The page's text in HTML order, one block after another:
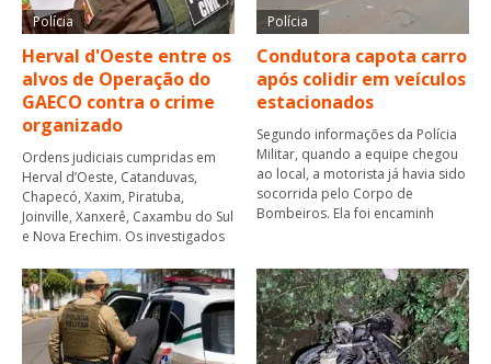
Polícia
Herval d'Oeste entre os
alvos de Operação do
GAECO contra o crime
organizado
Ordens judiciais cumpridas em
Herval d’Oeste, Catanduvas,
Chapecó, Xaxim, Piratuba,
Joinville, Xanxerê, Caxambu do Sul
e Nova Erechim. Os investigados
Polícia
Condutora capota carro
após colidir em veículos
estacionados
Segundo informações da Polícia
Militar, quando a equipe chegou
ao local, a motorista já havia sido
socorrida pelo Corpo de
Bombeiros. Ela foi encaminh